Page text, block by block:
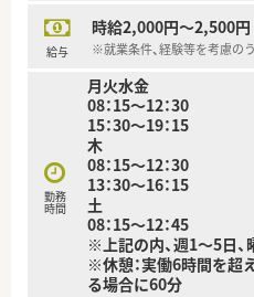
■患者様の不安に寄り添い
るコミュニケーション能力
的に業務をこなすパートス
給与
時給2,000円～2,500円
※就業条件、経験等を考慮のう
勤務
時間
月火水金
08：15～12：30
15：30～19：15
木
08：15～12：30
13：30～16：15
土
08：15～12：45
※上記の内、週1～5日、
※休憩：実働6時間を超
る場合に60分